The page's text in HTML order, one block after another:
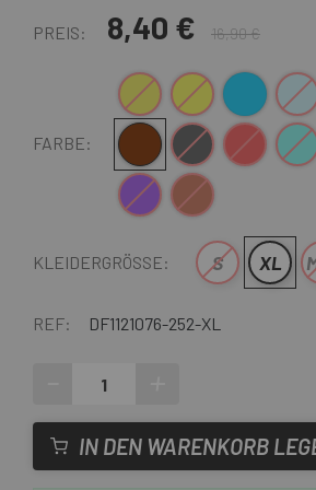
PREIS: 8,40 € 16,90 €
FARBE:
GelbNeon Gelb
BraunSchwarz Rot
ViolettDunkelrot
KLEIDERGRÖSSE: S XL
REF: DF1121076-252-XL
IN DEN WARENKORB